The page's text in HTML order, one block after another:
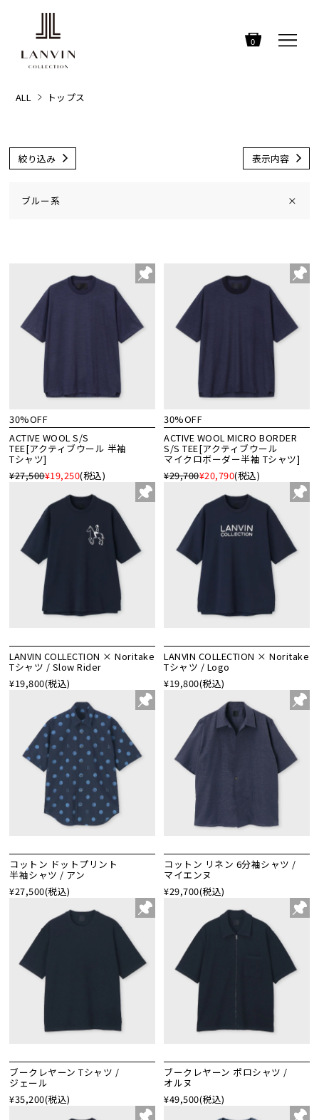
0
ALL トップス
絞り込み 表示内容
ブルー系 ×
30%OFF
ACTIVE WOOL S/S
TEE[アクティブウール 半袖
Tシャツ]
¥27,500¥19,250(税込)
30%OFF
ACTIVE WOOL MICRO BORDER
S/S TEE[アクティブウール
マイクロボーダー半袖 Tシャツ]
¥29,700¥20,790(税込)
LANVIN COLLECTION × Noritake
Tシャツ / Slow Rider
¥19,800(税込)
LANVIN COLLECTION × Noritake
Tシャツ / Logo
¥19,800(税込)
コットン ドットプリント
半袖シャツ / アン
¥27,500(税込)
コットン リネン 6分袖シャツ /
マイエンヌ
¥29,700(税込)
ブークレヤーン Tシャツ /
ジェール
¥35,200(税込)
ブークレヤーン ポロシャツ /
オルヌ
¥49,500(税込)